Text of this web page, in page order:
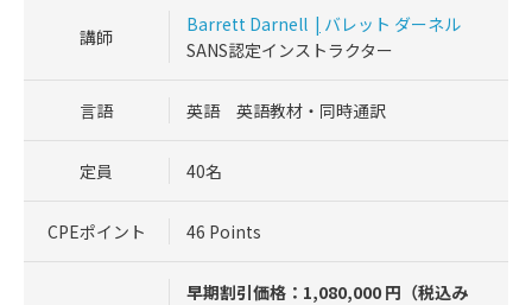
講師
Barrett Darnell | バレット ダーネル
SANS認定インストラクター
言語 英語 英語教材・同時通訳
定員 40名
CPEポイント 46 Points
早期割引価格：1,080,000 円（税込み